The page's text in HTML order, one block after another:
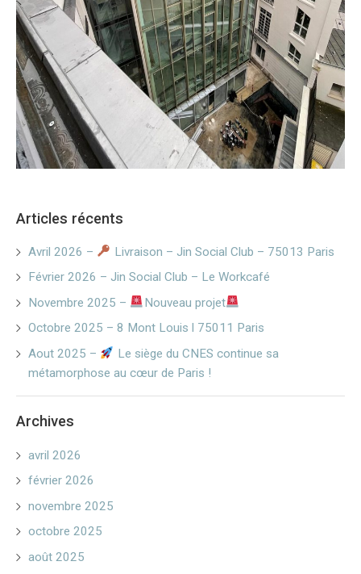
Articles récents
Avril 2026 –
Livraison – Jin Social Club – 75013 Paris
Février 2026 – Jin Social Club – Le Workcafé
Novembre 2025 –
Nouveau projet
Octobre 2025 – 8 Mont Louis l 75011 Paris
Aout 2025 –
Le siège du CNES continue sa
métamorphose au cœur de Paris !
Archives
avril 2026
février 2026
novembre 2025
octobre 2025
août 2025